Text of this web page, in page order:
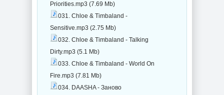
Priorities.mp3 (7.69 Mb)
031. Chloe & Timbaland -
Sensitive.mp3 (2.75 Mb)
032. Chloe & Timbaland - Talking
Dirty.mp3 (5.1 Mb)
033. Chloe & Timbaland - World On
Fire.mp3 (7.81 Mb)
034. DAASHA - Заново